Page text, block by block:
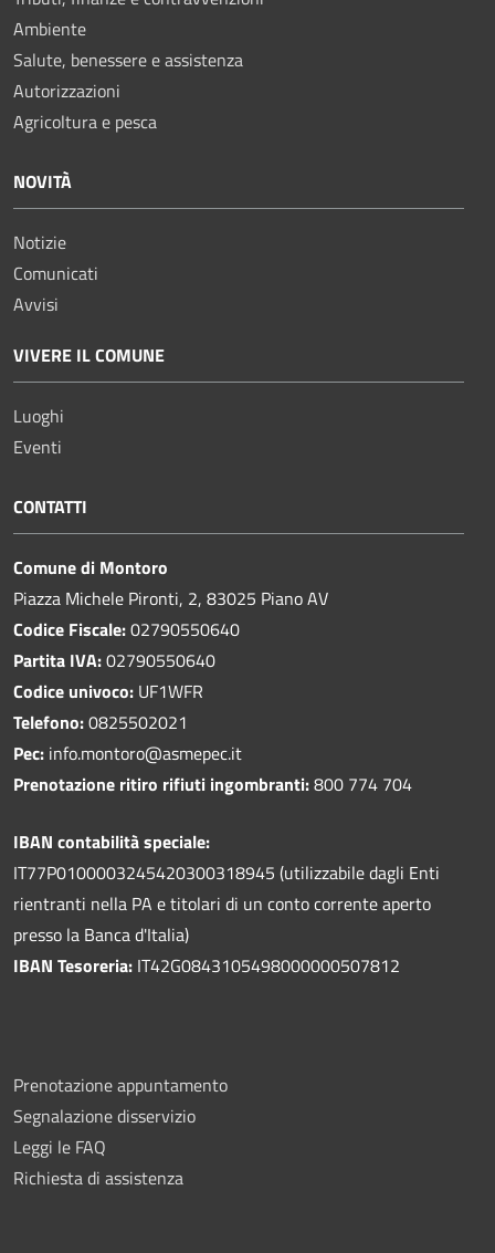
Ambiente
Salute, benessere e assistenza
Autorizzazioni
Agricoltura e pesca
NOVITÀ
Notizie
Comunicati
Avvisi
VIVERE IL COMUNE
Luoghi
Eventi
CONTATTI
Comune di Montoro
Piazza Michele Pironti, 2, 83025 Piano AV
Codice Fiscale:02790550640
Partita IVA:02790550640
Codice univoco: UF1WFR
Telefono:0825502021
Pec: info.montoro@asmepec.it
Prenotazione ritiro rifiuti ingombranti:800 774 704
IBAN contabilità speciale:
IT77P0100003245420300318945 (utilizzabile dagli Enti
rientranti nella PA e titolari di un conto corrente aperto
presso la Banca d'Italia)
IBAN Tesoreria: IT42G0843105498000000507812
Prenotazione appuntamento
Segnalazione disservizio
Leggi le FAQ
Richiesta di assistenza